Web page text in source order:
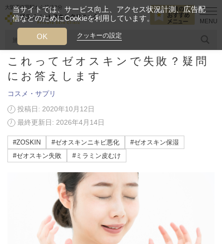
大阪西梅田駅から徒歩2分
人気のワード 糸リフト ヒアルロン酸 リジュランアイ
当クリニック月替わりのおすすめのメニュー
プライベートスキンクリニックが
選ばれる理由
クリニックについて
料金一覧
美容ブログ コスメ・サプリ これってゼオスキンで失敗
これってゼオスキンで失敗？疑問
にお答えします
コスメ・サプリ
投稿日: 2020年10月12日
最終更新日: 2026年4月14日
#ZOSKIN #ゼオスキンニキビ悪化
#ゼオスキン保湿
#ゼオスキン失敗
#ミラミン皮むけ
当サイトでは、サービス向上、アクセス状況計測、広告配
信などのためにCookieを利用しています。
クッキーの設定
OK